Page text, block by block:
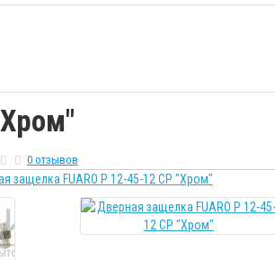
0 отзывов